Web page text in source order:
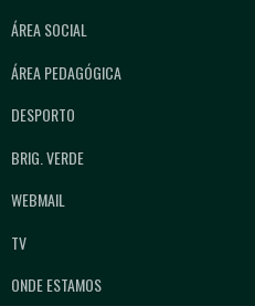
ÁREA SOCIAL
ÁREA PEDAGÓGICA
DESPORTO
BRIG. VERDE
WEBMAIL
TV
ONDE ESTAMOS